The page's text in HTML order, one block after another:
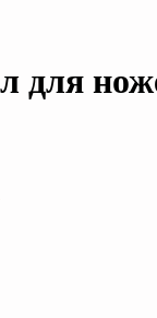
для